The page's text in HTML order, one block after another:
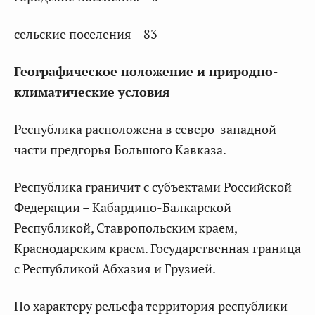
сельские поселения – 83
Географическое положение и природно-
климатические условия
Республика расположена в северо-западной
части предгорья Большого Кавказа.
Республика граничит с субъектами Российской
Федерации – Кабардино-Балкарской
Республикой, Ставропольским краем,
Краснодарским краем. Государственная граница
с Республикой Абхазия и Грузией.
По характеру рельефа территория республики